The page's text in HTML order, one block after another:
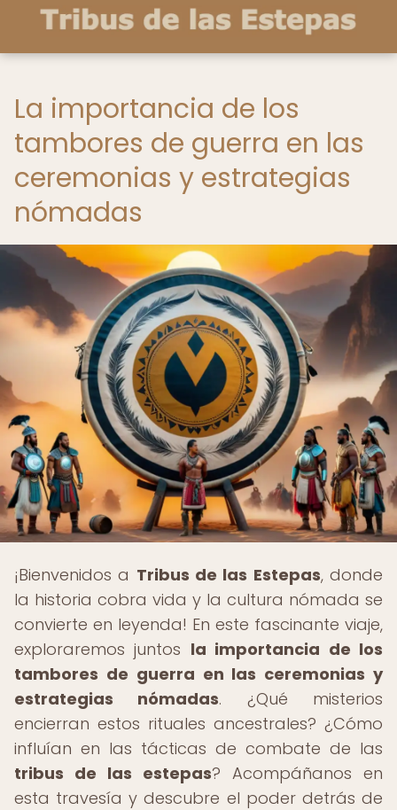
La importancia de los
tambores de guerra en las
ceremonias y estrategias
nómadas
¡Bienvenidos a Tribus de las Estepas, donde
la historia cobra vida y la cultura nómada se
convierte en leyenda! En este fascinante viaje,
exploraremos juntos la importancia de los
tambores de guerra en las ceremonias y
estrategias nómadas. ¿Qué misterios
encierran estos rituales ancestrales? ¿Cómo
influían en las tácticas de combate de las
tribus de las estepas? Acompáñanos en
esta travesía y descubre el poder detrás de